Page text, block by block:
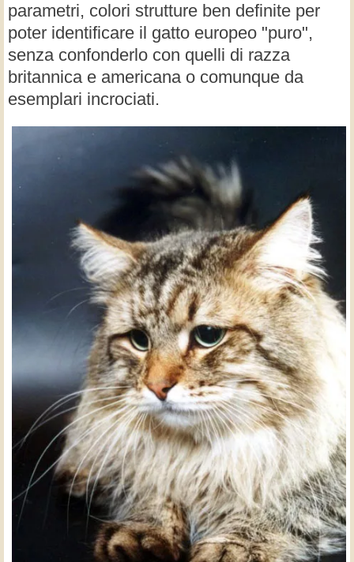
parametri, colori strutture ben definite per
poter identificare il gatto europeo "puro",
senza confonderlo con quelli di razza
britannica e americana o comunque da
esemplari incrociati.